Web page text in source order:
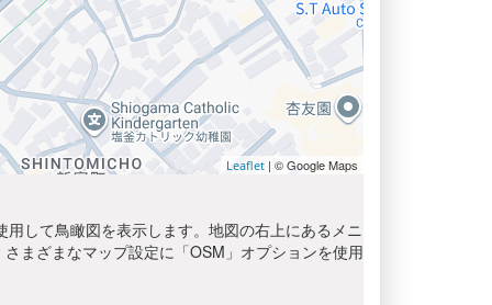
Leaflet | © Google Maps
して鳥瞰図を表示します。地図の右上にあるメニ
まざまなマップ設定に「OSM」オプションを使用